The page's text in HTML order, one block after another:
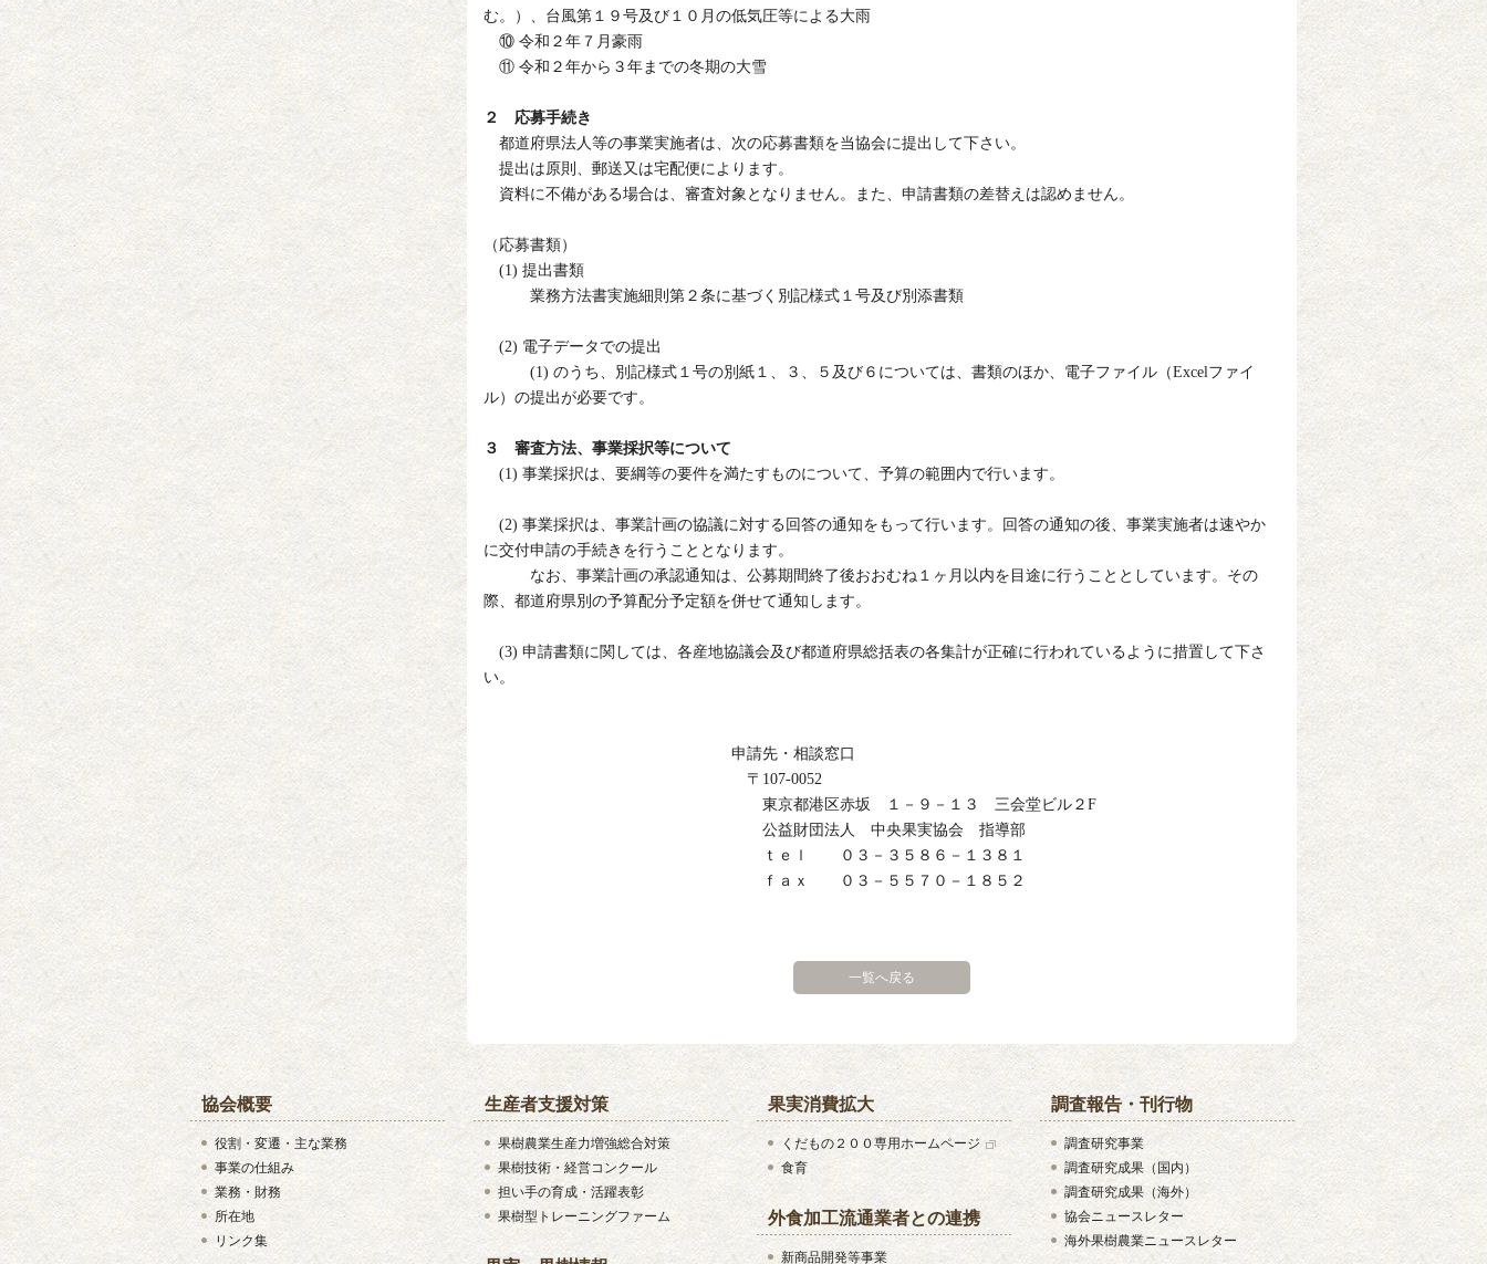
む。）、台風第１９号及び１０月の低気圧等による大雨
⑩ 令和２年７月豪雨
⑪ 令和２年から３年までの冬期の大雪
２ 応募手続き
都道府県法人等の事業実施者は、次の応募書類を当協会に提出して下さい。
提出は原則、郵送又は宅配便によります。
資料に不備がある場合は、審査対象となりません。また、申請書類の差替えは認めません。
（応募書類）
(1) 提出書類
業務方法書実施細則第２条に基づく別記様式１号及び別添書類
(2) 電子データでの提出
(1) のうち、別記様式１号の別紙１、３、５及び６については、書類のほか、電子ファイル（Excelファイ
ル）の提出が必要です。
３ 審査方法、事業採択等について
(1) 事業採択は、要綱等の要件を満たすものについて、予算の範囲内で行います。
(2) 事業採択は、事業計画の協議に対する回答の通知をもって行います。回答の通知の後、事業実施者は速やか
に交付申請の手続きを行うこととなります。
なお、事業計画の承認通知は、公募期間終了後おおむね１ヶ月以内を目途に行うこととしています。その
際、都道府県別の予算配分予定額を併せて通知します。
(3) 申請書類に関しては、各産地協議会及び都道府県総括表の各集計が正確に行われているように措置して下さ
い。
申請先・相談窓口
〒107-0052
東京都港区赤坂 １－９－１３ 三会堂ビル２F
公益財団法人 中央果実協会 指導部
ｔｅｌ ０３－３５８６－１３８１
ｆａｘ ０３－５５７０－１８５２
一覧へ戻る
協会概要
役割・変遷・主な業務
事業の仕組み
業務・財務
所在地
リンク集
生産者支援対策
果樹農業生産力増強総合対策
果樹技術・経営コンクール
担い手の育成・活躍表彰
果樹型トレーニングファーム
果実消費拡大
くだもの２００専用ホームページ
食育
外食加工流通業者との連携
新商品開発等事業
調査報告・刊行物
調査研究事業
調査研究成果（国内）
調査研究成果（海外）
協会ニュースレター
海外果樹農業ニュースレター